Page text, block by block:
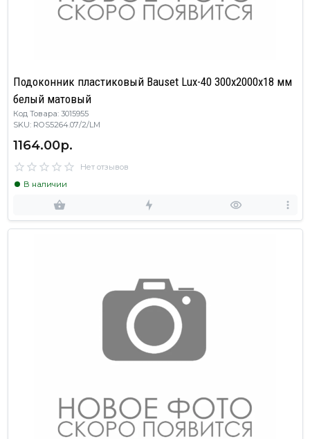
Подоконник пластиковый Bauset Lux-40 300х2000х18 мм
белый матовый
Код Товара: 3015955
SKU: ROS5264.07/2/LM
1164.00р.
Нет отзывов
В наличии